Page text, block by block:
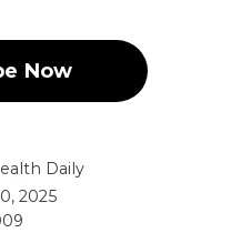
Now
Daily
2025